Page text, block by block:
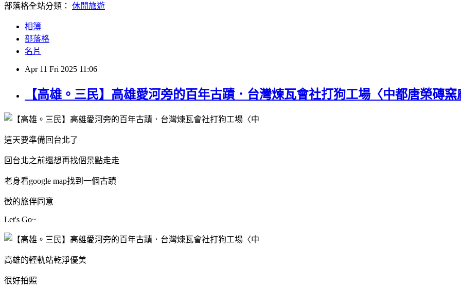
部落格全站分類： 休閒旅遊
相簿
部落格
名片
Apr 11 Fri 2025 11:06
【高雄。三民】高雄愛河旁的百年古蹟．台灣煉瓦會社打狗工場〈中都唐榮磚窯
這天要準備回台北了
回台北之前還想再找個景點走走
老身看google map找到一個古蹟
徵的旅伴同意
Let's Go~
高雄的輕軌站乾淨優美
很好拍照